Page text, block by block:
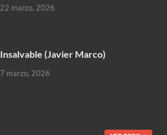
22 marzo, 2026
Insalvable (Javier Marco)
7 marzo, 2026